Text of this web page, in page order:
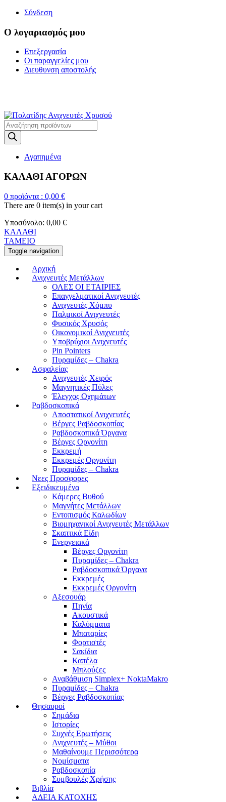
Σύνδεση
Ο λογαριασμός μου
Επεξεργασία
Οι παραγγελίες μου
Διευθυνση αποστολής
Products
search
Αγαπημένα
ΚΑΛΑΘΙ ΑΓΟΡΩΝ
0 προϊόντα : 0,00 €
There are 0 item(s) in your cart
Υποσύνολο: 0,00 €
ΚΑΛΑΘΙ
ΤΑΜΕΙΟ
Toggle navigation
Αρχική
Ανιχνευτές Μετάλλων
ΟΛΕΣ ΟΙ ΕΤΑΙΡΙΕΣ
Επαγγελματικοί Ανιχνευτές
Ανιχνευτές Χόμπυ
Παλμικοί Ανιχνευτές
Φυσικός Χρυσός
Οικονομικοί Ανιχνευτές
Υποβρύχιοι Ανιχνευτές
Pin Pointers
Πυραμίδες – Chakra
Ασφαλείας
Ανιχνευτές Χειρός
Μαγνητικές Πύλες
Έλεγχος Οχημάτων
Ραβδοσκοπικά
Αποστατικοί Ανιχνευτές
Βέργες Ραβδοσκοπίας
Ραβδοσκοπικά Όργανα
Βέργες Οργονίτη
Εκκρεμή
Εκκρεμές Οργονίτη
Πυραμίδες – Chakra
Νεες Προσφορες
Εξειδικευμένα
Κάμερες Βυθού
Μαγνήτες Μετάλλων
Εντοπισμός Καλωδίων
Βιομηχανικοί Ανιχνευτές Μετάλλων
Σκαπτικά Είδη
Ενεργειακά
Βέργες Οργονίτη
Πυραμίδες – Chakra
Ραβδοσκοπικά Όργανα
Εκκρεμές
Εκκρεμές Οργονίτη
Αξεσουάρ
Πηνία
Ακουστικά
Καλύμματα
Μπαταρίες
Φορτιστές
Σακίδια
Καπέλα
Μπλούζες
Αναβάθμιση Simplex+ NoktaMakro
Πυραμίδες – Chakra
Βέργες Ραβδοσκοπίας
Θησαυροί
Σημάδια
Ιστορίες
Συχνές Ερωτήσεις
Ανιχνευτές – Μύθοι
Μαθαίνουμε Περισσότερα
Νομίσματα
Ραβδοσκοπία
Συμβουλές Χρήσης
Βιβλία
ΑΔΕΙΑ ΚΑΤΟΧΗΣ